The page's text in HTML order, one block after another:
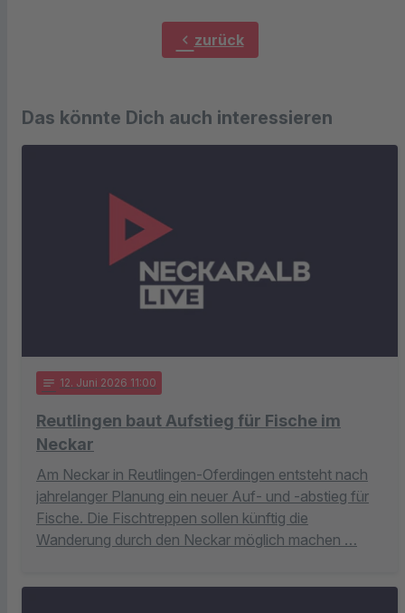
chevron_left zurück
Das könnte Dich auch interessieren
notes 12. Juni 2026 11:00
Reutlingen baut Aufstieg für Fische im
Neckar
Am Neckar in Reutlingen-Oferdingen entsteht nach
jahrelanger Planung ein neuer Auf- und -abstieg für
Fische. Die Fischtreppen sollen künftig die
Wanderung durch den Neckar möglich machen …